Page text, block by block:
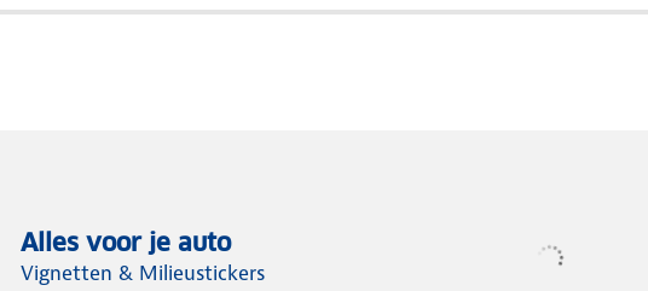
Alles voor je auto
Vignetten & Milieustickers